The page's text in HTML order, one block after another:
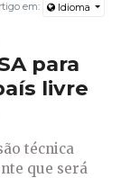
em: Idioma
para
livre
técnica
que será